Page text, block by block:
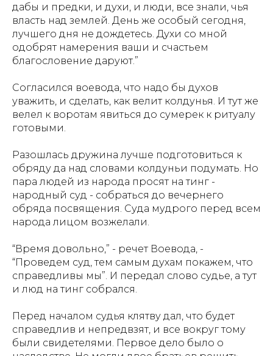
дабы и предки, и духи, и люди, все знали, чья
власть над землей. День же особый сегодня,
лучшего дня не дождетесь. Духи со мной
одобрят намерения ваши и счастьем
благословение даруют.”
Согласился воевода, что надо бы духов
уважить, и сделать, как велит колдунья. И тут же
велел к воротам явиться до сумерек к ритуалу
готовыми.
Разошлась дружина лучше подготовиться к
обряду да над словами колдуньи подумать. Но
пара людей из народа просят на тинг -
народный суд - собраться до вечернего
обряда посвящения. Суда мудрого перед всем
народа лицом возжелали.
“Время довольно,” - речет Воевода, -
“Проведем суд, тем самым духам покажем, что
справедливы мы”. И передал слово судье, а тут
и люд на тинг собрался.
Перед началом судья клятву дал, что будет
справедлив и непредвзят, и все вокруг тому
были свидетелями. Первое дело было о